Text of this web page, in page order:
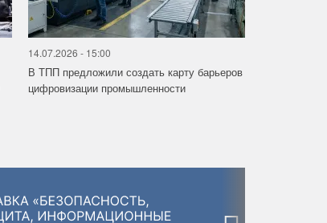
14.07.2026 - 15:00
В ТПП предложили создать карту барьеров
цифровизации промышленности